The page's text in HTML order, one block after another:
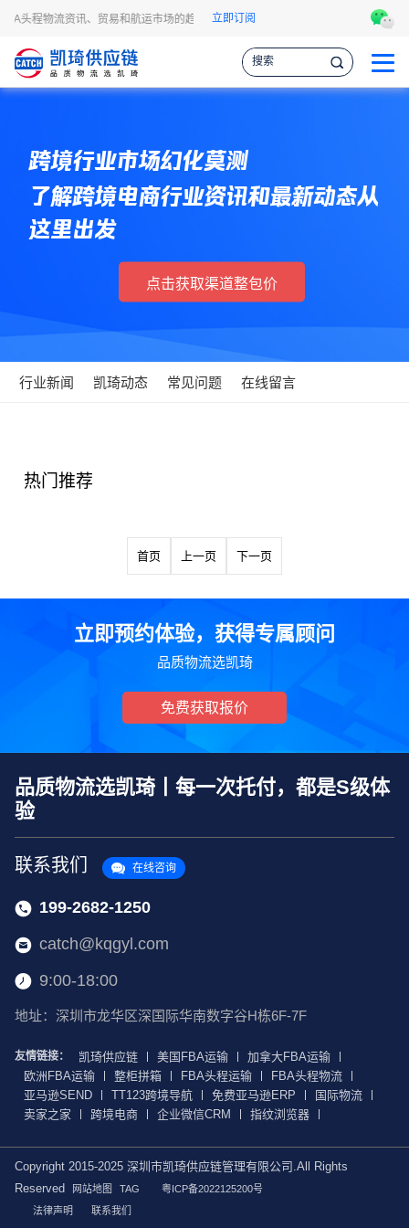
头程物流资讯、贸易和航运市场的趋势和最新事件，让您掌握各种情报，作出更
立即订阅
跨境行业市场幻化莫测
了解跨境电商行业资讯和最新动态从
这里出发
点击获取渠道整包价
行业新闻 凯琦动态 常见问题 在线留言
热门推荐
首页 上一页 下一页
立即预约体验，获得专属顾问
品质物流选凯琦
免费获取报价
品质物流选凯琦丨每一次托付，都是S级体
验
联系我们 在线咨询
199-2682-1250
catch@kqgyl.com
9:00-18:00
地址：深圳市龙华区深国际华南数字谷H栋6F-7F
友情链接： 凯琦供应链 美国FBA运输
加拿大FBA运输
欧洲FBA运输
整柜拼箱 FBA头程运输
FBA头程物流
亚马逊SEND
TT123跨境导航 免费亚马逊ERP
国际物流
卖家之家
跨境电商 企业微信CRM 指纹浏览器
Copyright 2015-2025 深圳市凯琦供应链管理有限公司.All Rights
Reserved
网站地图 TAG
粤ICP备2022125200号
法律声明
联系我们